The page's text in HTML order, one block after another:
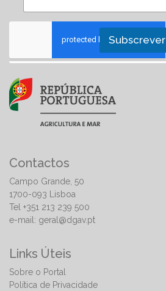
Subscrever
Contactos
Campo Grande, 50
1700-093 Lisboa
Tel +351 213 239 500
e-mail: geral@dgav.pt
Links Úteis
Sobre o Portal
Política de Privacidade